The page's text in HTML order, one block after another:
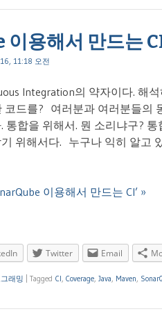
용해서 만드는
11:18 오전
Integration의 약자이다. 해
드를? 여러분과 여러분들의
통합을 위해서. 뭔 소리냐구?
위해서다. 누구나 익히 알고
이용해서 만드는 CI’ »
Twitter Email
래밍 Tagged CI, Coverage, Java, Maven,